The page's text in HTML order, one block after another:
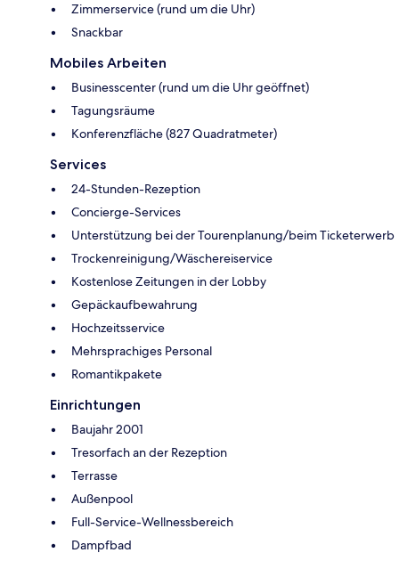
Zimmerservice (rund um die Uhr)
Snackbar
Mobiles Arbeiten
Businesscenter (rund um die Uhr geöffnet)
Tagungsräume
Konferenzfläche (827 Quadratmeter)
Services
24-Stunden-Rezeption
Concierge-Services
Unterstützung bei der Tourenplanung/beim Ticketerwerb
Trockenreinigung/Wäschereiservice
Kostenlose Zeitungen in der Lobby
Gepäckaufbewahrung
Hochzeitsservice
Mehrsprachiges Personal
Romantikpakete
Einrichtungen
Baujahr 2001
Tresorfach an der Rezeption
Terrasse
Außenpool
Full-Service-Wellnessbereich
Dampfbad